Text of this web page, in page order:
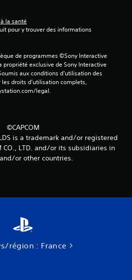
la santé
de programmes ©Sony Interactive
propriété exclusive de Sony Interactive
aux conditions d’utilisation des
droits d’utilisation complets,
legal.
©CAPCOM
is a trademark and/or registered
CO., LTD. and/or its subsidiaries in
or other countries.
région : France